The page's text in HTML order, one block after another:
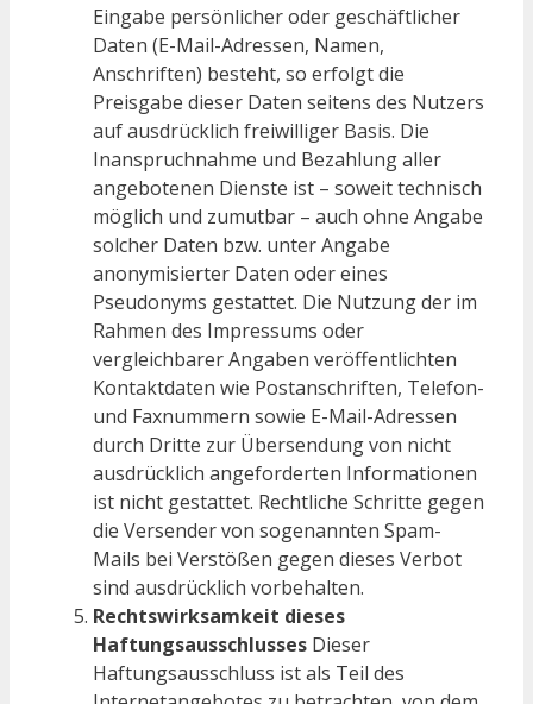
Eingabe persönlicher oder geschäftlicher
Daten (E-Mail-Adressen, Namen,
Anschriften) besteht, so erfolgt die
Preisgabe dieser Daten seitens des Nutzers
auf ausdrücklich freiwilliger Basis. Die
Inanspruchnahme und Bezahlung aller
angebotenen Dienste ist – soweit technisch
möglich und zumutbar – auch ohne Angabe
solcher Daten bzw. unter Angabe
anonymisierter Daten oder eines
Pseudonyms gestattet. Die Nutzung der im
Rahmen des Impressums oder
vergleichbarer Angaben veröffentlichten
Kontaktdaten wie Postanschriften, Telefon-
und Faxnummern sowie E-Mail-Adressen
durch Dritte zur Übersendung von nicht
ausdrücklich angeforderten Informationen
ist nicht gestattet. Rechtliche Schritte gegen
die Versender von sogenannten Spam-
Mails bei Verstößen gegen dieses Verbot
sind ausdrücklich vorbehalten.
Rechtswirksamkeit dieses
Haftungsausschlusses Dieser
Haftungsausschluss ist als Teil des